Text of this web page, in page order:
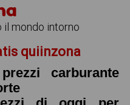
il mondo intorno
quiinzona
carburante